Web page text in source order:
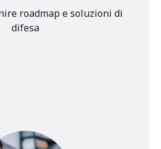
roadmap e soluzioni di
difesa